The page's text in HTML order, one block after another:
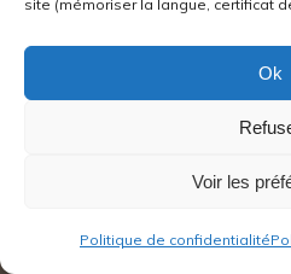
site (mémoriser la langue, certificat
Ok
Voir les
Politique de confidentialité